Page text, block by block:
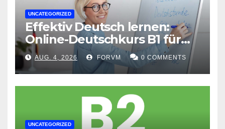
UNCATEGORIZED
Effektiv Deutsch lernen:
Online-Deutschkurs B1 für
flexible Lernerfolge
AUG. 4, 2026 FORVM 0 COMMENTS
UNCATEGORIZED